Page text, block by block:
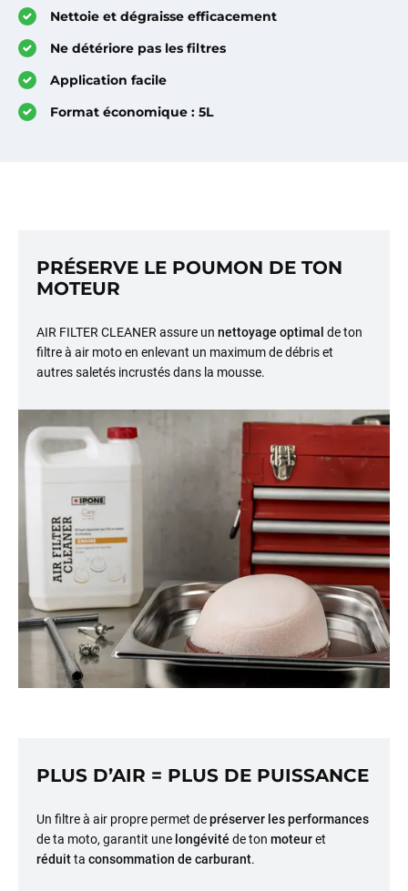
Nettoie et dégraisse efficacement
Ne détériore pas les filtres
Application facile
Format économique : 5L
PRÉSERVE LE POUMON DE TON
MOTEUR
AIR FILTER CLEANER assure un nettoyage optimal de ton
filtre à air moto en enlevant un maximum de débris et
autres saletés incrustés dans la mousse.
PLUS D’AIR = PLUS DE PUISSANCE
Un filtre à air propre permet depréserver les performances
de ta moto, garantit une longévité de ton moteuret
réduitta consommation de carburant.